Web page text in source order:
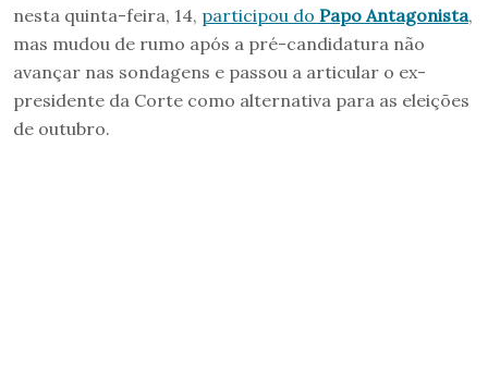
nesta quinta-feira, 14, participou do Papo Antagonista,
mas mudou de rumo após a pré-candidatura não
avançar nas sondagens e passou a articular o ex-
presidente da Corte como alternativa para as eleições
de outubro.